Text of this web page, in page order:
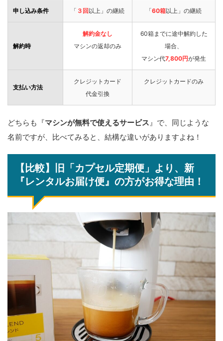
申し込み条件 「 ３回以上」の継続 「60箱以上」の継続
解約時
解約金なし
マシンの返却のみ
60箱までに途中解約した
場合、
マシン代7,800円が発生
支払い方法
クレジットカード
代金引換
クレジットカードのみ
どちらも『マシンが無料で使えるサービス』で、同じような
名前ですが、比べてみると、結構な違いがありますよね！
【比較】旧「カプセル定期便」より、新
『レンタルお届け便』の方がお得な理由！